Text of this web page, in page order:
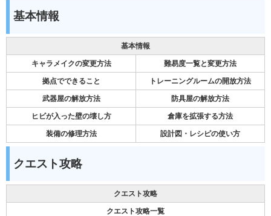
基本情報
基本情報
キャラメイクの変更方法 難易度一覧と変更方法
拠点でできること トレーニングルームの開放方法
武器屋の解放方法 防具屋の解放方法
ヒビが入った壁の壊し方 倉庫を拡張する方法
装備の修理方法 設計図・レシピの使い方
クエスト攻略
クエスト攻略
クエスト攻略一覧